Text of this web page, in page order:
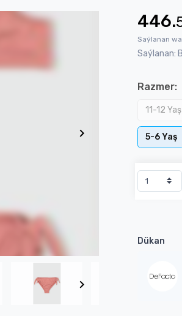
446.
Saýlanan
Saýlanan:
Razmer:
11-12 Yaş
5-6 Yaş
Dükan